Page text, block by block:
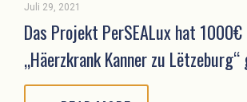
Juli 29, 2021
Das Projekt PerSEALux hat 1000€
„Häerzkrank Kanner zu